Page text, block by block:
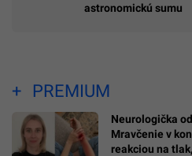
astronomickú sumu
PREMIUM
Neurologička
Mravčenie v
reakciou na